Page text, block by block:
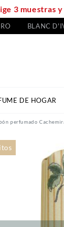
3 muestras
BLANC
DE HOGAR
perfumado